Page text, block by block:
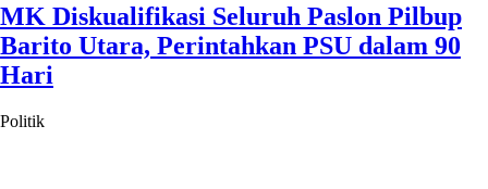
MK Diskualifikasi Seluruh Paslon Pilbup
Barito Utara, Perintahkan PSU dalam 90
Hari
Politik